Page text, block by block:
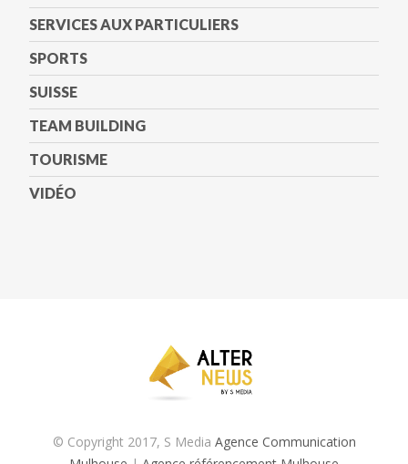
SERVICES AUX PARTICULIERS
SPORTS
SUISSE
TEAM BUILDING
TOURISME
VIDÉO
© Copyright 2017, S Media Agence Communication